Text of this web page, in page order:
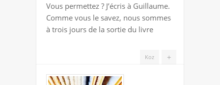
BON
VIEUX
SAMARITAIN
MÊME
Vous permettez ? J’écris à Guillaume.
Comme vous le savez, nous sommes
à trois jours de la sortie du livre
+
Koz